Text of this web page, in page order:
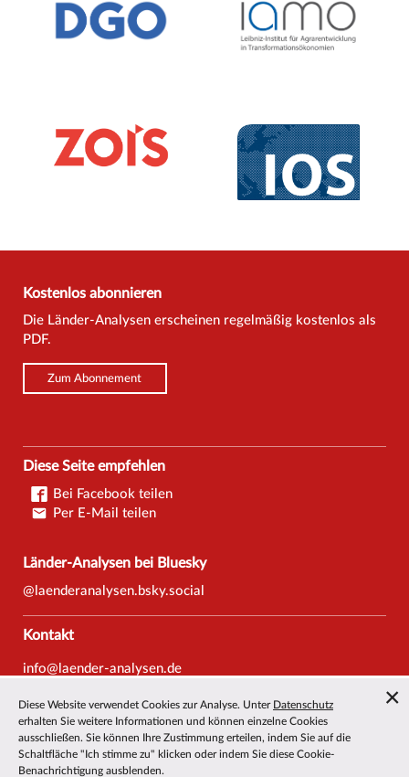
Kostenlos abonnieren
Die Länder-Analysen erscheinen regelmäßig kostenlos als
PDF.
Zum Abonnement
Diese Seite empfehlen
Bei Facebook teilen
Per E-Mail teilen
Länder-Analysen bei Bluesky
@laenderanalysen.bsky.social
Kontakt
info@laender-analysen.de
Fax: 0421/218-69607
Redaktionen
Wissenschaftliche Beiräte
Diese Website verwendet Cookies zur Analyse. Unter Datenschutz
erhalten Sie weitere Informationen und können einzelne Cookies
ausschließen. Sie können Ihre Zustimmung erteilen, indem Sie auf die
Schaltfläche "Ich stimme zu" klicken oder indem Sie diese Cookie-
Benachrichtigung ausblenden.